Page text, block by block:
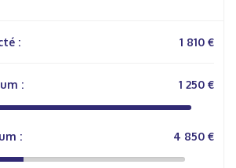
: 1 810 €
:
1 250 €
:
4 850 €